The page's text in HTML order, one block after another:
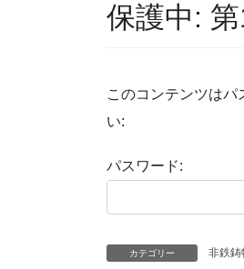
保護中:
このコンテンツはパ
い:
パスワード:
カテゴリー 非鉄鋳